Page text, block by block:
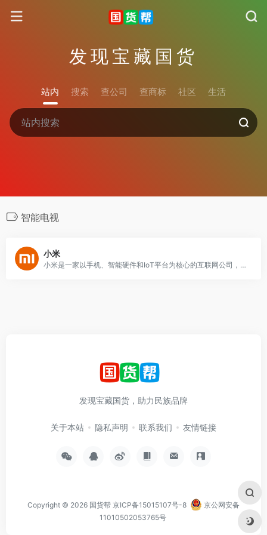
发现宝藏国货
站内 搜索 查公司 查商标 社区 生活
智能电视
小米
小米是一家以手机、智能硬件和IoT平台为核心的互联网公司，以智能手机、智能电视、笔记本等丰富的产品与服务。致力于让全球每个人都能享受科技带来的美好生活
发现宝藏国货，助力民族品牌
关于本站 隐私声明 联系我们 友情链接
Copyright © 2026 国货帮 京ICP备15015107号-8
京公网安备
11010502053765号